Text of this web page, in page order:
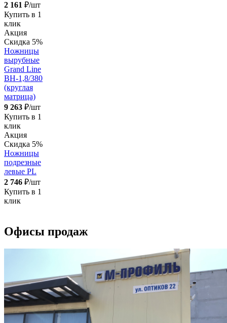
2 161 ₽/шт
Купить в 1
клик
Акция
Скидка 5%
Ножницы
вырубные
Grand Line
ВН-1,8/380
(круглая
матрица)
9 263 ₽/шт
Купить в 1
клик
Акция
Скидка 5%
Ножницы
подрезные
левые PL
2 746 ₽/шт
Купить в 1
клик
Офисы продаж